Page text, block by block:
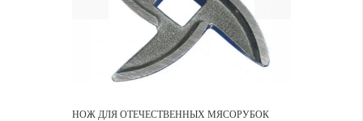
НОЖ ДЛЯ ОТЕЧЕСТВЕННЫХ МЯСОРУБОК